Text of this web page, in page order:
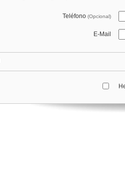
Teléfono (Opcional)
E-Mail